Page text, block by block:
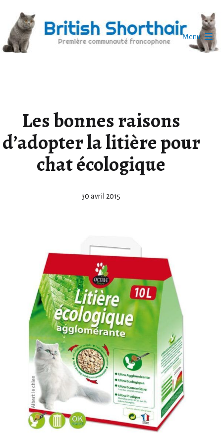
contenu
Menu
Les bonnes raisons
d’adopter la litière pour
chat écologique
Publié
30 avril 2015